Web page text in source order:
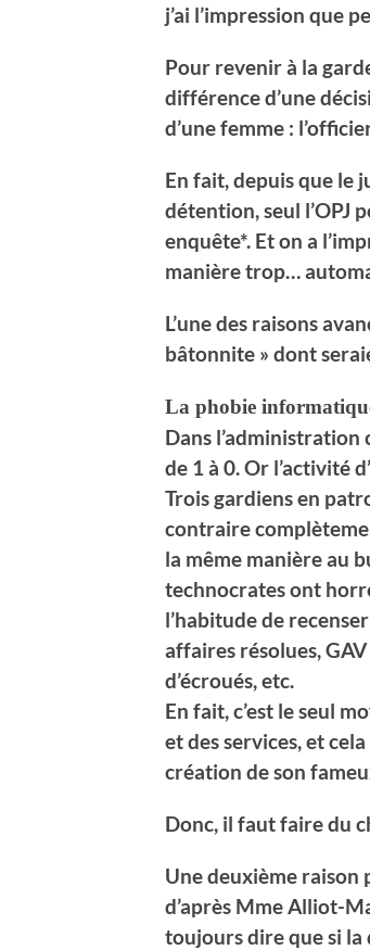
j’ai l’impression que
Pour revenir à la
différence d’une
d’une femme :
En fait, depuis que le
détention, seul l’OPJ
enquête*. Et on a
manière trop…
L’une des raisons
bâtonnite » dont
La phobie
Dans l’administration
de 1 à 0. Or l’activité
Trois gardiens en
contraire
la même manière au
technocrates ont
l’habitude de
affaires résolues,
d’écroués, etc.
En fait, c’est le seul
et des services, et
création de son
Donc, il faut faire du
Une deuxième
d’après Mme Alliot-
toujours dire que si la